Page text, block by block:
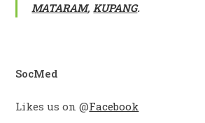
MATARAM,KUPANG.
SocMed
Likes us on @Facebook